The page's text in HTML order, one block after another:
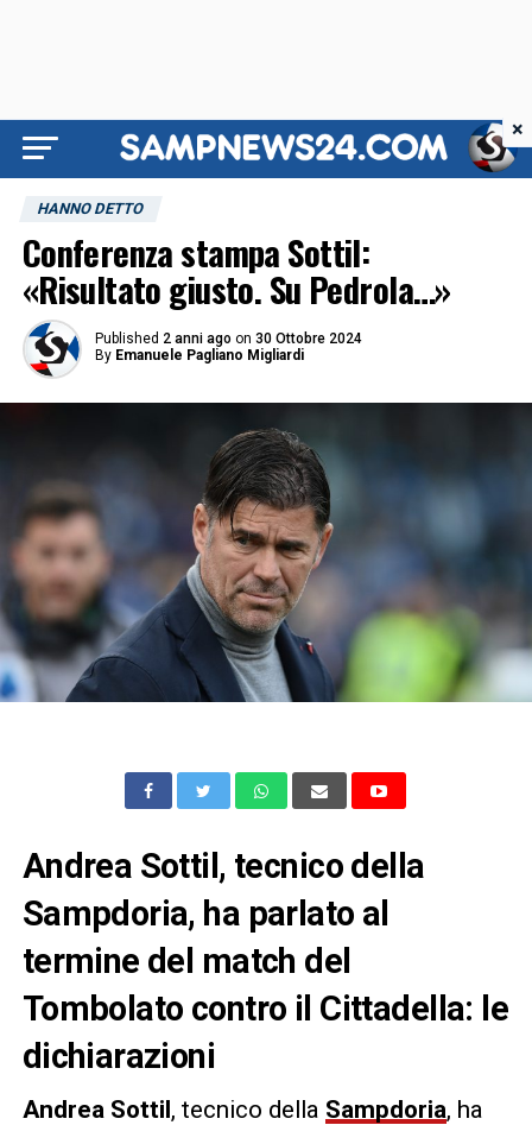
HANNO DETTO
Conferenza stampa Sottil:
«Risultato giusto. Su Pedrola…»
Published 2 anni ago on 30 Ottobre 2024
By Emanuele Pagliano Migliardi
Andrea Sottil, tecnico della
Sampdoria, ha parlato al
termine del match del
Tombolato contro il Cittadella: le
dichiarazioni
Andrea Sottil, tecnico della Sampdoria, ha
×